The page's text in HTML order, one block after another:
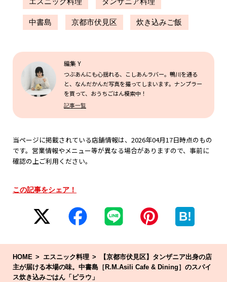
中書島 京都市伏見区 炊き込みご飯
編集 Y
つぶあんにも心揺れる、こしあんラバー。鴨川を通る
と、なんだかんだ写真を撮ってしまいます。ナンプラー
を買って、おうちごはん模索中！
記事一覧
当ページに掲載されている店舗情報は、2026年04月17日時点のもの
です。営業情報やメニュー等が異なる場合がありますので、事前に
確認の上ご利用ください。
この記事をシェア！
B!
HOME エスニック料理
【京都市伏見区】タンザニア出身の店
主が届ける本場の味。中書島［R.M.Asili Cafe & Dining］のスパイ
ス炊き込みごはん「ピラウ」